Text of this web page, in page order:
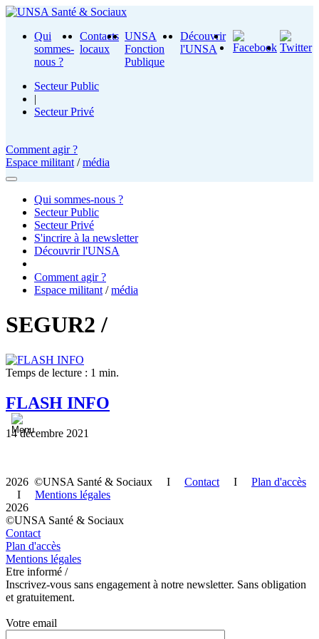
Qui
sommes-
nous ?
Contacts
locaux
UNSA
Fonction
Publique
Découvrir
l'UNSA
Secteur Public
|
Secteur Privé
Comment agir ?
Espace militant /média
Qui sommes-nous ?
Secteur Public
Secteur Privé
S'incrire à la newsletter
Découvrir l'UNSA
Comment agir ?
Espace militant /média
SEGUR2 /
Temps de lecture : 1 min.
FLASH INFO
14 décembre 2021
2026 ©UNSA Santé & Sociaux I Contact I Plan d'accès
I Mentions légales
2026
©UNSA Santé & Sociaux
Contact
Plan d'accès
Mentions légales
Etre informé /
Inscrivez-vous sans engagement à notre newsletter. Sans obligation
et gratuitement.
Votre email